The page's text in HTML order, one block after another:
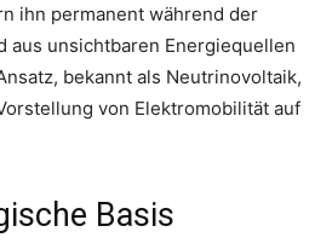
ihn permanent während der
aus unsichtbaren Energiequellen
bekannt als Neutrinovoltaik,
von Elektromobilität auf
Basis